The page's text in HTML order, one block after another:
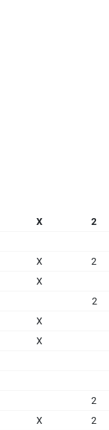
X
2
X
2
X
2
X
X
2
X
2